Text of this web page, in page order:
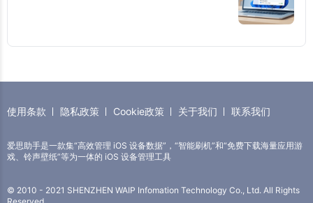
使用条款 隐私政策 Cookie政策 关于我们 联系我们
爱思助手是一款集“高效管理 iOS 设备数据”，“智能刷机”和“免费下载海量应用游
戏、铃声壁纸”等为一体的 iOS 设备管理工具
© 2010 - 2021 SHENZHEN WAIP Infomation Technology Co., Ltd. All Rights